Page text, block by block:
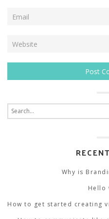
Why is
Hello
How to get started creating